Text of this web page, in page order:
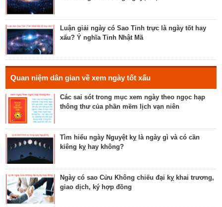
Luận giải ngày có Sao Tinh trực là ngày tốt hay
xấu? Ý nghĩa Tinh Nhật Mã
Hé lộ ngày có Sao Liễu trực là ngày tốt hay xấu? Ý
nghĩa Liễu Thổ Chương
Luận bàn ngày có Sao Quỷ chiếu là ngày tốt hay
Bật mí ngày có Sao Tỉnh chiếu là ngày tốt hay
Giải mã ngày có Sao Sâm chiếu là ngày tốt hay
Quan niệm dân gian về xem ngày tốt xấu
cho tế lễ, cầu phúc
cho xuất hành, giao dịch, cầu tài lộc
Các sai sót trong mục xem ngày theo ngọc hạp
thông thư của phần mềm lịch vạn niên
Tìm hiểu ngày Nguyệt kỵ là ngày gì và có cần
kiêng kỵ hay không?
Ngày có sao Cửu Không chiếu đại kỵ khai trương,
giao dịch, ký hợp đồng